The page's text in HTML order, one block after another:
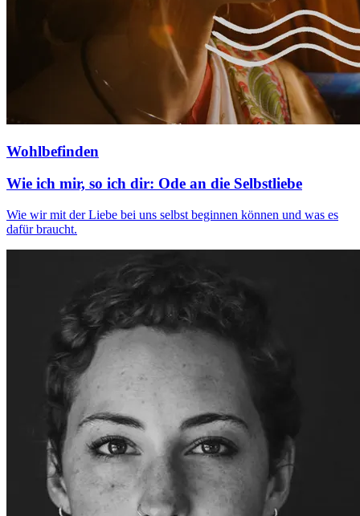
Wohlbefinden
Wie ich mir, so ich dir: Ode an die Selbstliebe
Wie wir mit der Liebe bei uns selbst beginnen können und was es
dafür braucht.